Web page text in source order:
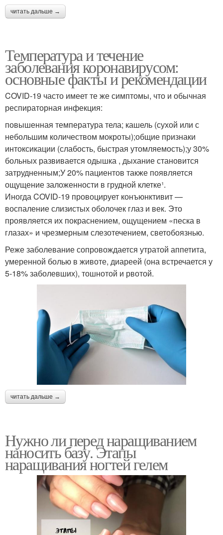
читать дальше →
Температура и течение
заболевания коронавирусом:
основные факты и рекомендации
COVID-19 часто имеет те же симптомы, что и обычная
респираторная инфекция:
повышенная температура тела; кашель (сухой или с
небольшим количеством мокроты);общие признаки
интоксикации (слабость, быстрая утомляемость);у 30%
больных развивается одышка , дыхание становится
затрудненным;У 20% пациентов также появляется
ощущение заложенности в грудной клетке¹.
Иногда COVID-19 провоцирует конъюнктивит —
воспаление слизистых оболочек глаз и век. Это
проявляется их покраснением, ощущением «песка в
глазах» и чрезмерным слезотечением, светобоязнью.
Реже заболевание сопровождается утратой аппетита,
умеренной болью в животе, диареей (она встречается у
5-18% заболевших), тошнотой и рвотой.
читать дальше →
Нужно ли перед наращиванием
наносить базу. Этапы
наращивания ногтей гелем